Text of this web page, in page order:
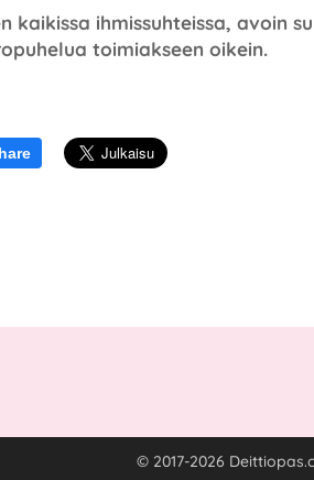
kaikissa ihmissuhteissa, avoin
toimiakseen oikein.
© 2017-2026